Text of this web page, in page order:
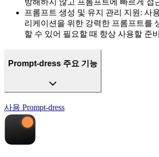
방해하지 않고 프롬프트에 빠르게 접
프롬프트 생성 및 유지 관리 지원 : 사
리케이션을 위한 강력한 프롬프트를
할 수 있어 필요할 때 항상 사용할 준
Prompt-dress 주요 기능
사용 Prompt-dress